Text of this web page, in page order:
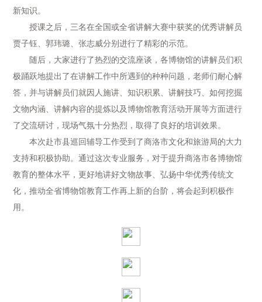
新知识。
授课之后，三名在全国或全省讲解大赛中获奖的优秀讲解员
贾子钰、郭玮璐、张志威分别进行了精彩的示范。
随后，大家进行了热烈的交流座谈，各博物馆的讲解员们积
极踊跃地提出了在讲解工作中所遇到的种种问题，老师们耐心解
答，并与讲解员们就因人施讲、知识积累、讲解技巧、如何挖掘
文物内涵、讲解内容的提炼以及博物馆教育活动开展等方面进行
了交流研讨，现场气氛十分热烈，取得了良好的培训效果。
本次赴市县巡回辅导工作受到了商洛市文化和旅游局的大力
支持和积极协助。通过这次专业服务，对于提升商洛市各博物馆
教育的整体水平，更好地讲好文物故事、弘扬中华优秀传统文
化，推动全省博物馆教育工作再上新的台阶，将会起到积极作
用。